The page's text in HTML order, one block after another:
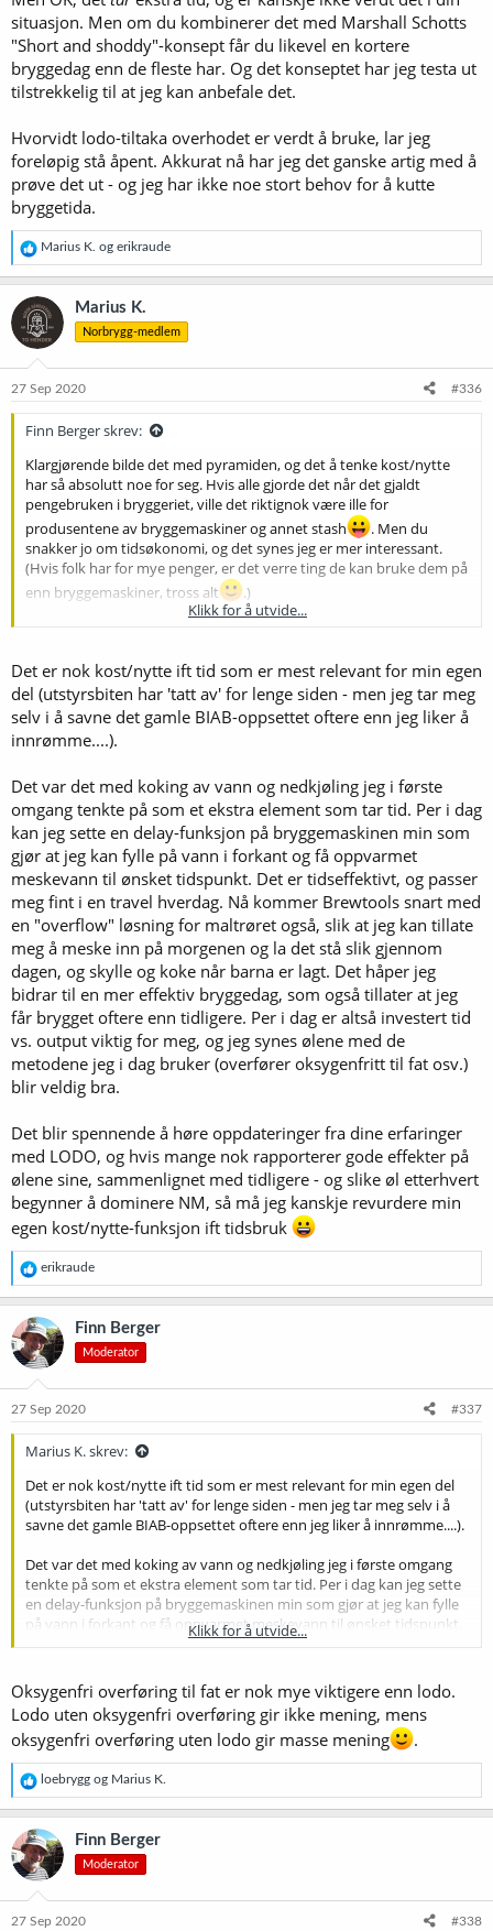
åpen for at det har en betydning. Jeg er bare nysgjerrig på hvor mye
det har for seg. Ville ølene mine hevet seg merkbart i kvalitet ved å
innføre LODO, eller er det like mye en "placebo greie"? Det er sikkert
riktig at målte verdier av det ene og andre (flåsete formulert, I
know) viser verdier som teoretisk sett er bedre dersom man
Det er derfor jeg er litt nysgjerrig på hvordan slike øl gjør seg
bemerket i konkurranser (hvor de som brygger etter LODO-
prinsippene fint kan klare å brygge typeriktige øl som alle andre
som brygger på 'gamlemåten').
Jeg sitter per nå med en følelse av at det er betydelig viktigere for et
godt øl at man utøver riktig gjærbehandling, temperaturstyring, og
forsøker å unngå tilføring av oksygen på kald side så mye som
mulig. Når man har kontroll på alt dette, vil ytterligere tiltak gjøre
ølet mitt bedre? Skal jeg dra det enda et skritt lenger så må jeg være
sikker på at det gjør det. Jeg utelukker ikke at jeg vil gjøre det i
første NM-vinner er en LODO-brygger!
situasjon. Men om du kombinerer det med Marshall Schotts
"Short and shoddy"-konsept får du likevel en kortere
bryggedag enn de fleste har. Og det konseptet har jeg testa ut
tilstrekkelig til at jeg kan anbefale det.
Hvorvidt lodo-tiltaka overhodet er verdt å bruke, lar jeg
foreløpig stå åpent. Akkurat nå har jeg det ganske artig med å
prøve det ut - og jeg har ikke noe stort behov for å kutte
bryggetida.
R
e
a
k
s
j
o
e
Marius K. og erikraude
Marius K.
Norbrygg-medlem
27 Sep 2020 #336
Finn Berger skrev:
Klargjørende bilde det med pyramiden, og det å tenke kost/nytte
har så absolutt noe for seg. Hvis alle gjorde det når det gjaldt
pengebruken i bryggeriet, ville det riktignok være ille for
produsentene av bryggemaskiner og annet stash
. Men du
snakker jo om tidsøkonomi, og det synes jeg er mer interessant.
(Hvis folk har for mye penger, er det verre ting de kan bruke dem på
enn bryggemaskiner, tross alt
.)
lodo-brygging med "for mye styr" som begrunnelse, men det har
faktisk vist seg å være nokså minimalt. Det eneste som tar litt ekstra
tid, er koking og nedkjøling av bryggevannet, og "underletting" av
bryggevannet ved bryggestart og skylling. Men
sånn som jeg kunne
rigge det, blei det ganske enkelt. (Jeg har en liten spiralkjøler som jeg
Men OK, dettarekstra tid, og er kanskje ikke verdt det i din
situasjon. Men om du kombinerer det med Marshall Schotts "Short
and shoddy"-konsept får du likevel en kortere bryggedag enn de
fleste har. Og det konseptet har jeg testa ut tilstrekkelig til at jeg kan
anbefale det.
Hvorvidt lodo-tiltaka overhodet er verdt å bruke, lar jeg foreløpig
stå åpent. Akkurat nå har jeg det ganske artig med å prøve det ut -
og jeg har ikke noe stort behov for å kutte bryggetida.
Klikk for å utvide...
Det er nok kost/nytte ift tid som er mest relevant for min egen
del (utstyrsbiten har 'tatt av' for lenge siden - men jeg tar meg
selv i å savne det gamle BIAB-oppsettet oftere enn jeg liker å
innrømme....).
Det var det med koking av vann og nedkjøling jeg i første
omgang tenkte på som et ekstra element som tar tid. Per i dag
kan jeg sette en delay-funksjon på bryggemaskinen min som
gjør at jeg kan fylle på vann i forkant og få oppvarmet
meskevann til ønsket tidspunkt. Det er tidseffektivt, og passer
meg fint i en travel hverdag. Nå kommer Brewtools snart med
en "overflow" løsning for maltrøret også, slik at jeg kan tillate
meg å meske inn på morgenen og la det stå slik gjennom
dagen, og skylle og koke når barna er lagt. Det håper jeg
bidrar til en mer effektiv bryggedag, som også tillater at jeg
får brygget oftere enn tidligere. Per i dag er altså investert tid
vs. output viktig for meg, og jeg synes ølene med de
metodene jeg i dag bruker (overfører oksygenfritt til fat osv.)
blir veldig bra.
Det blir spennende å høre oppdateringer fra dine erfaringer
med LODO, og hvis mange nok rapporterer gode effekter på
ølene sine, sammenlignet med tidligere - og slike øl etterhvert
begynner å dominere NM, så må jeg kanskje revurdere min
egen kost/nytte-funksjon ift tidsbruk
R
e
a
k
s
j
o
e
erikraude
Finn Berger
Moderator
27 Sep 2020 #337
Marius K. skrev:
Det er nok kost/nytte ift tid som er mest relevant for min egen del
(utstyrsbiten har 'tatt av' for lenge siden - men jeg tar meg selv i å
savne det gamle BIAB-oppsettet oftere enn jeg liker å innrømme....).
Det var det med koking av vann og nedkjøling jeg i første omgang
tenkte på som et ekstra element som tar tid. Per i dag kan jeg sette
en delay-funksjon på bryggemaskinen min som gjør at jeg kan fylle
på vann i forkant og få oppvarmet meskevann til ønsket tidspunkt.
Det er tidseffektivt, og passer meg fint i en travel hverdag. Nå
også, slik at jeg kan tillate meg å meske inn på morgenen og la det
stå slik gjennom dagen, og skylle og koke når barna er lagt. Det
håper jeg bidrar til en mer effektiv bryggedag, som også tillater at
jeg får brygget oftere enn tidligere. Per i dag er altså investert tid vs.
output viktig for meg, og jeg synes ølene med de metodene jeg i dag
bruker (overfører oksygenfritt til fat osv.) blir veldig bra.
Det blir spennende å høre oppdateringer fra dine erfaringer med
LODO, og hvis mange nok rapporterer gode effekter på ølene sine,
sammenlignet med tidligere - og slike øl etterhvert begynner å
dominere NM, så må jeg kanskje revurdere min egen kost/nytte-
funksjon ift tidsbruk
Klikk for å utvide...
Oksygenfri overføring til fat er nok mye viktigere enn lodo.
Lodo uten oksygenfri overføring gir ikke mening, mens
oksygenfri overføring uten lodo gir masse mening
.
R
e
a
k
s
j
o
e
loebrygg og Marius K.
Finn Berger
Moderator
27 Sep 2020 #338